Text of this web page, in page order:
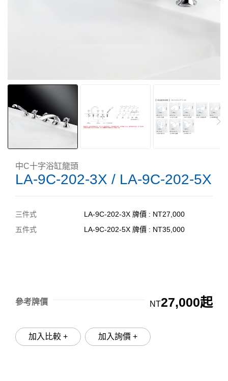
中C十字浴缸龍頭
LA-9C-202-3X / LA-9C-202-5X
三件式
LA-9C-202-3X 牌價 : NT27,000
五件式
LA-9C-202-5X 牌價 : NT35,000
參考牌價 NT27,000起
加入比較 + 加入詢價 +